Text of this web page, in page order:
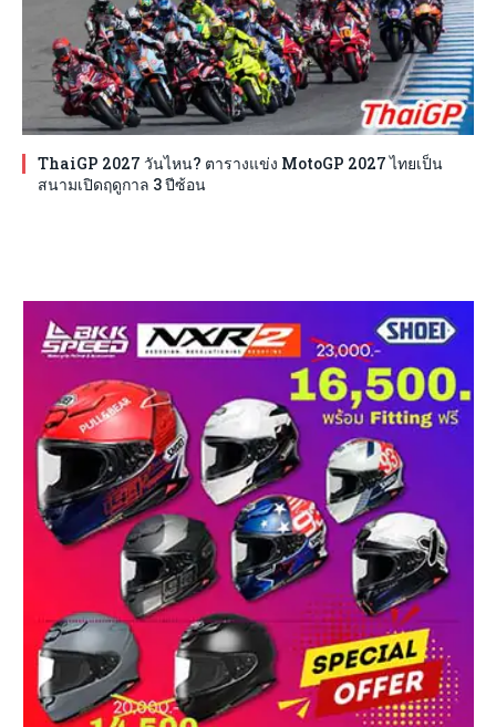
ThaiGP 2027 วันไหน? ตารางแข่ง MotoGP 2027 ไทยเป็น
สนามเปิดฤดูกาล 3 ปีซ้อน